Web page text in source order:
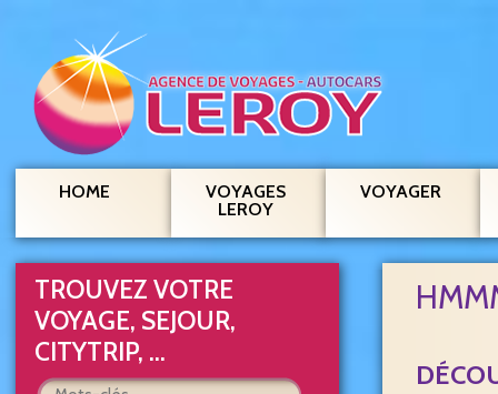
HOME
VOYAGES
LEROY
VOYAGER
TROUVEZ VOTRE
VOYAGE, SEJOUR,
CITYTRIP, ...